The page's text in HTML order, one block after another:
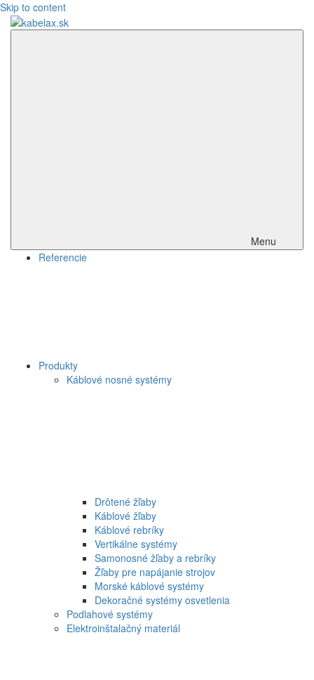
Skip to content
Menu
Referencie
Produkty
Káblové nosné systémy
Drôtené žľaby
Káblové žľaby
Káblové rebríky
Vertikálne systémy
Samonosné žľaby a rebríky
Žľaby pre napájanie strojov
Morské káblové systémy
Dekoračné systémy osvetlenia
Podlahové systémy
Elektroinštalačný materiál